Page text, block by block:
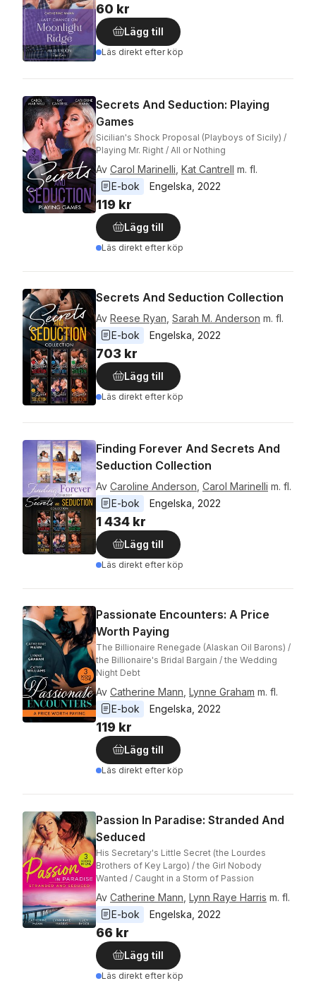
60 kr
Lägg till
Läs direkt efter köp
Secrets And Seduction: Playing
Games
Sicilian's Shock Proposal (Playboys of Sicily) /
Playing Mr. Right / All or Nothing
Av Carol Marinelli Kat Cantrell m. fl.
E-bok
Engelska 2022
119 kr
Lägg till
Läs direkt efter köp
Secrets And Seduction Collection
Av Reese Ryan Sarah M. Anderson m. fl.
E-bok
Engelska 2022
703 kr
Lägg till
Läs direkt efter köp
Finding Forever And Secrets And
Seduction Collection
Av Caroline Anderson Carol Marinelli m. fl.
E-bok
Engelska 2022
1 434 kr
Lägg till
Läs direkt efter köp
Passionate Encounters: A Price
Worth Paying
The Billionaire Renegade (Alaskan Oil Barons) /
the Billionaire's Bridal Bargain / the Wedding
Night Debt
Av Catherine Mann Lynne Graham m. fl.
E-bok
Engelska 2022
119 kr
Lägg till
Läs direkt efter köp
Passion In Paradise: Stranded And
Seduced
His Secretary's Little Secret (the Lourdes
Brothers of Key Largo) / the Girl Nobody
Wanted / Caught in a Storm of Passion
Av Catherine Mann Lynn Raye Harris m. fl.
E-bok
Engelska 2022
66 kr
Lägg till
Läs direkt efter köp